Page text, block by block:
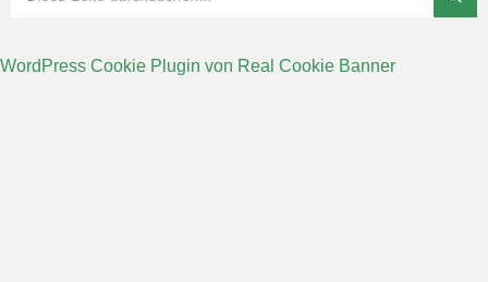
WordPress Cookie Plugin von Real Cookie Banner